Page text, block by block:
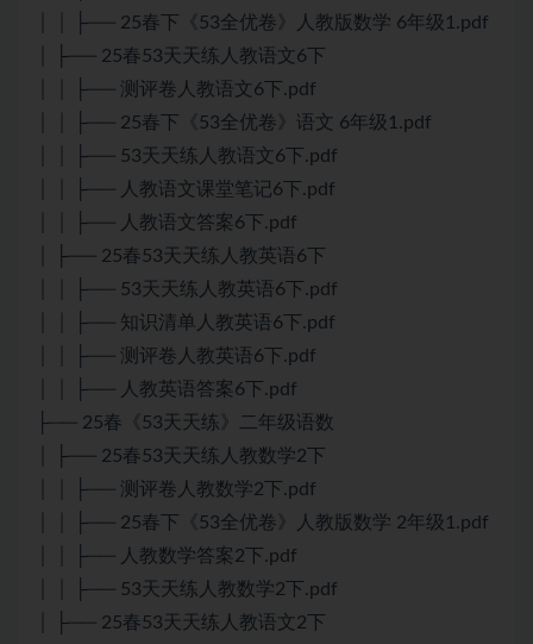
│ │ ├── 25春下《53全优卷》人教版数学 6年级1.pdf
│ ├── 25春53天天练人教语文6下
│ │ ├── 测评卷人教语文6下.pdf
│ │ ├── 25春下《53全优卷》语文 6年级1.pdf
│ │ ├── 53天天练人教语文6下.pdf
│ │ ├── 人教语文课堂笔记6下.pdf
│ │ ├── 人教语文答案6下.pdf
│ ├── 25春53天天练人教英语6下
│ │ ├── 53天天练人教英语6下.pdf
│ │ ├── 知识清单人教英语6下.pdf
│ │ ├── 测评卷人教英语6下.pdf
│ │ ├── 人教英语答案6下.pdf
├── 25春《53天天练》二年级语数
│ ├── 25春53天天练人教数学2下
│ │ ├── 测评卷人教数学2下.pdf
│ │ ├── 25春下《53全优卷》人教版数学 2年级1.pdf
│ │ ├── 人教数学答案2下.pdf
│ │ ├── 53天天练人教数学2下.pdf
│ ├── 25春53天天练人教语文2下